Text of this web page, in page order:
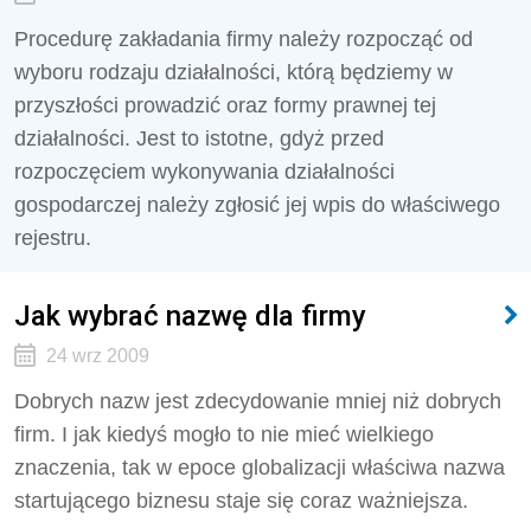
Procedurę zakładania firmy należy rozpocząć od
wyboru rodzaju działalności, którą będziemy w
przyszłości prowadzić oraz formy prawnej tej
działalności. Jest to istotne, gdyż przed
rozpoczęciem wykonywania działalności
gospodarczej należy zgłosić jej wpis do właściwego
rejestru.
Jak wybrać nazwę dla firmy
24 wrz 2009
Dobrych nazw jest zdecydowanie mniej niż dobrych
firm. I jak kiedyś mogło to nie mieć wielkiego
znaczenia, tak w epoce globalizacji właściwa nazwa
startującego biznesu staje się coraz ważniejsza.